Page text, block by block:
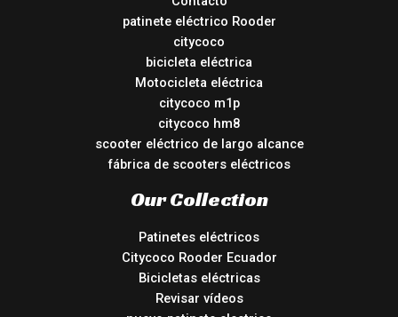
patinete eléctrico Rooder
citycoco
bicicleta eléctrica
Motocicleta eléctrica
citycoco m1p
citycoco hm8
scooter eléctrico de largo alcance
fábrica de scooters eléctricos
Our Collection
Patinetes eléctricos
Citycoco Rooder Ecuador
Bicicletas eléctricas
Revisar vídeos